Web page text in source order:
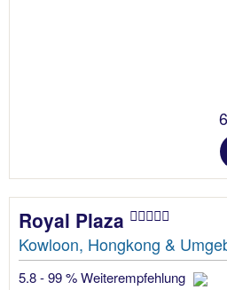
Royal Plaza
Kowloon, Hongkong &
5.8 - 99 % Weiterempfehlung